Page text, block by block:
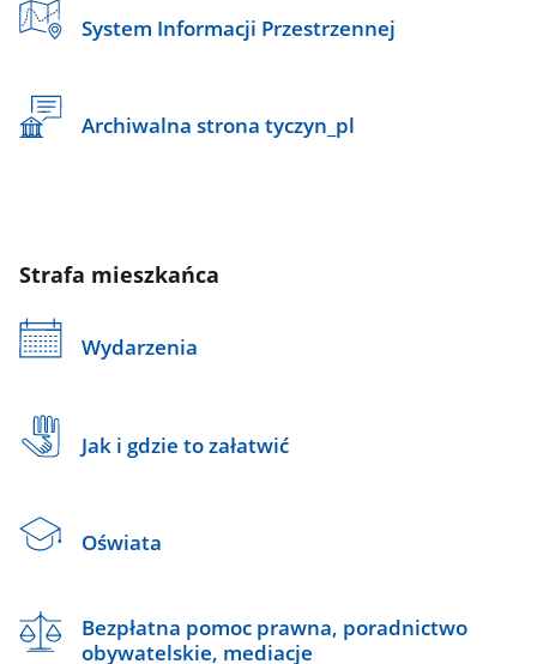
System Informacji Przestrzennej
Archiwalna strona tyczyn_pl
Strafa mieszkańca
Wydarzenia
Jak i gdzie to załatwić
Oświata
Bezpłatna pomoc prawna, poradnictwo
obywatelskie, mediacje